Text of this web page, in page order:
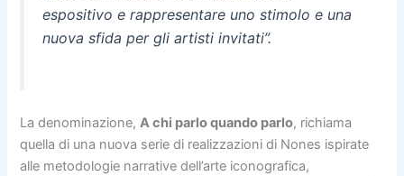
espositivo e rappresentare uno stimolo e una
nuova sfida per gli artisti invitati”.
La denominazione,A chi parlo quando parlo, richiama
quella di una nuova serie di realizzazioni di Nones ispirate
alle metodologie narrative dell’arte iconografica,